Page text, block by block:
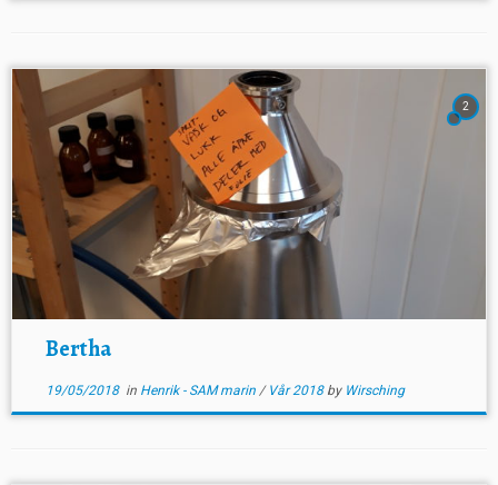
2
Bertha
19/05/2018in Henrik - SAM marin / Vår 2018 by Wirsching